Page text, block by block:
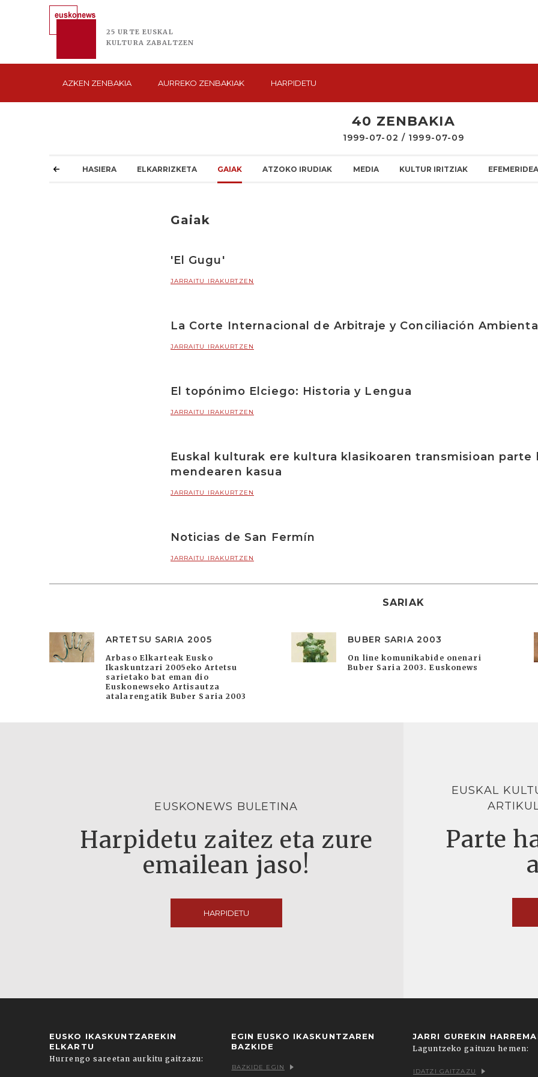
25 URTE EUSKAL
KULTURA ZABALTZEN
AZKEN ZENBAKIA AURREKO ZENBAKIAK HARPIDETU
40 ZENBAKIA
1999-07-02 / 1999-07-09
HASIERA ELKARRIZKETA GAIAK ATZOKO IRUDIAK MEDIA KULTUR IRITZIAK
Gaiak
'El Gugu'
JARRAITU IRAKURTZEN
La Corte Internacional de Arbitraje y Conciliación
JARRAITU IRAKURTZEN
El topónimo Elciego: Historia y Lengua
JARRAITU IRAKURTZEN
Euskal kulturak ere kultura klasikoaren transmisioan parte
mendearen kasua
JARRAITU IRAKURTZEN
Noticias de San Fermín
JARRAITU IRAKURTZEN
SARIAK
ARTETSU SARIA 2005
Arbaso Elkarteak Eusko
Ikaskuntzari 2005eko Artetsu
sarietako bat eman dio
Euskonewseko Artisautza
atalarengatik Buber Saria 2003
BUBER SARIA 2003
On line komunikabide onenari
Buber Saria 2003. Euskonews
EUSKONEWS BULETINA
Harpidetu zaitez eta zure
emailean jaso!
HARPIDETU
EUSKAL
Parte
EUSKO IKASKUNTZAREKIN
ELKARTU
Hurrengo sareetan aurkitu gaitzazu:
EGIN EUSKO IKASKUNTZAREN
BAZKIDE
BAZKIDE EGIN
JARRI GUREKIN
Laguntzeko gaituzu hemen:
IDATZI GAITZAZU